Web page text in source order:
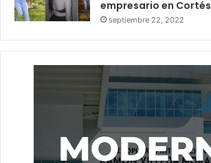
empresario en Cortés
septiembre 22, 2022